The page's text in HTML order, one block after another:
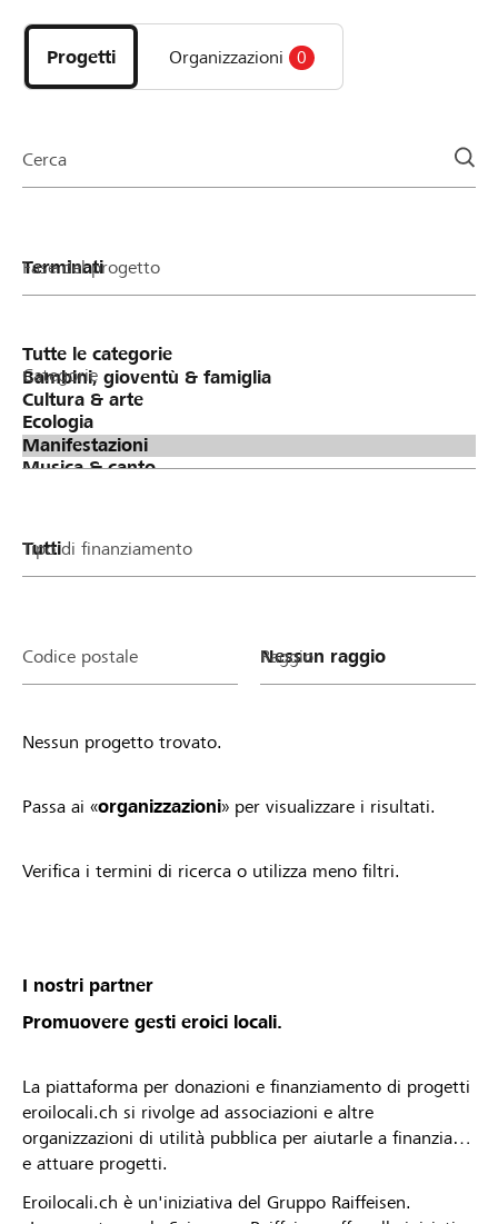
DE FR IT
i
progetti
e
della
Progetti Organizzazioni 0
Cerca
Fase del progetto
Categorie
Tipo di finanziamento
Codice postale Raggio
Nessun progetto trovato.
Passa ai «organizzazioni» per visualizzare i risultati.
Verifica i termini di ricerca o utilizza meno filtri.
I nostri partner
Promuovere gesti eroici locali.
La piattaforma per donazioni e finanziamento di progetti
eroilocali.ch si rivolge ad associazioni e altre
organizzazioni di utilità pubblica per aiutarle a finanziare
e attuare progetti.
Eroilocali.ch è un'iniziativa del Gruppo Raiffeisen.